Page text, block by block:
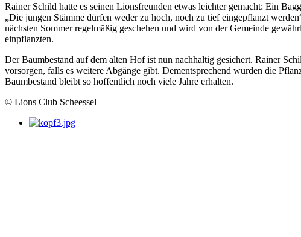
Rainer Schild hatte es seinen Lionsfreunden etwas leichter gemacht: Ein
„Die jungen Stämme dürfen weder zu hoch, noch zu tief eingepflanzt
nächsten Sommer regelmäßig geschehen und wird von der Gemeinde
einpflanzten.
Der Baumbestand auf dem alten Hof ist nun nachhaltig gesichert. Rainer
vorsorgen, falls es weitere Abgänge gibt. Dementsprechend wurden die
Baumbestand bleibt so hoffentlich noch viele Jahre erhalten.
© Lions Club Scheessel